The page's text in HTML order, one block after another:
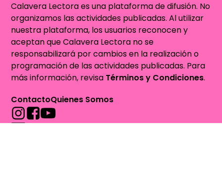
Calavera Lectora es una plataforma de difusión. No
organizamos las actividades publicadas. Al utilizar
nuestra plataforma, los usuarios reconocen y
aceptan que Calavera Lectora no se
responsabilizará por cambios en la realización o
programación de las actividades publicadas. Para
más información, revisa Términos y Condiciones.
ContactoQuienes Somos